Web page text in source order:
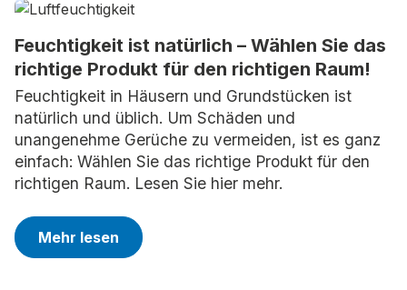
Feuchtigkeit ist natürlich – Wählen Sie das
richtige Produkt für den richtigen Raum!
Feuchtigkeit in Häusern und Grundstücken ist
natürlich und üblich. Um Schäden und
unangenehme Gerüche zu vermeiden, ist es ganz
einfach: Wählen Sie das richtige Produkt für den
richtigen Raum. Lesen Sie hier mehr.
Mehr lesen